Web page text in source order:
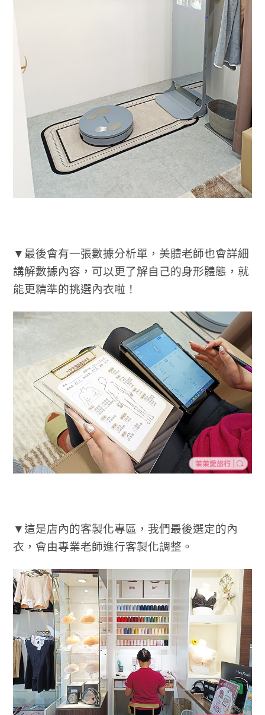
▼最後會有一張數據分析單，美體老師也會詳細
講解數據內容，可以更了解自己的身形體態，就
能更精準的挑選內衣啦！
▼這是店內的客製化專區，我們最後選定的內
衣，會由專業老師進行客製化調整。